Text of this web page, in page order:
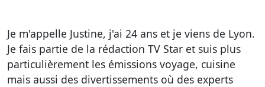
Je m'appelle Justine, j'ai 24 ans et je viens de Lyon.
Je fais partie de la rédaction TV Star et suis plus
particulièrement les émissions voyage, cuisine
mais aussi des divertissements où des experts